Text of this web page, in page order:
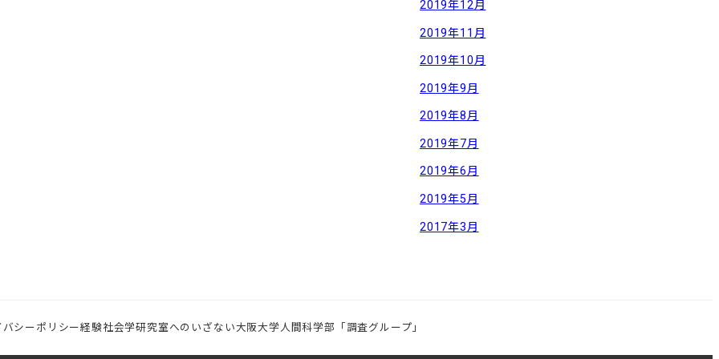
2019年12月
2019年11月
2019年10月
2019年9月
2019年8月
2019年7月
2019年6月
2019年5月
2017年3月
バシーポリシー経験社会学研究室へのいざない大阪大学人間科学部「調査グループ」